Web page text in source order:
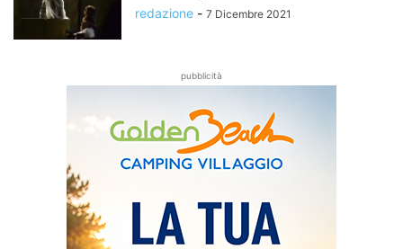
redazione - 7 Dicembre 2021
pubblicità